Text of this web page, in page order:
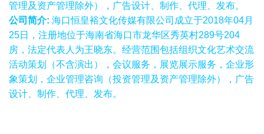
管理及资产管理除外），广告设计、制作、代理、发布。
公司简介: 海口恒皇裕文化传媒有限公司成立于2018年04月
25日，注册地位于海南省海口市龙华区秀英村289号204
房，法定代表人为王晓东。经营范围包括组织文化艺术交流
活动策划（不含演出），会议服务，展览展示服务，企业形
象策划，企业管理咨询（投资管理及资产管理除外），广告
设计、制作、代理、发布。